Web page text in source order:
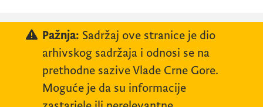
Pažnja: Sadržaj ove stranice je dio
arhivskog sadržaja i odnosi se na
prethodne sazive Vlade Crne Gore.
Moguće je da su informacije